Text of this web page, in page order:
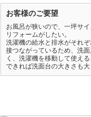
お客様のご要望
お風呂が狭いので、一坪サ
リフォームがしたい。
洗濯機の給水と排水がそれ
接つながっているため、洗
く、洗濯機を移動して使える
できれば洗面台の大きさも大